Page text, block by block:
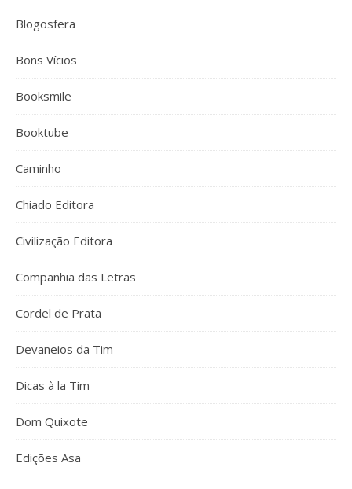
Blogosfera
Bons Vícios
Booksmile
Booktube
Caminho
Chiado Editora
Civilização Editora
Companhia das Letras
Cordel de Prata
Devaneios da Tim
Dicas à la Tim
Dom Quixote
Edições Asa